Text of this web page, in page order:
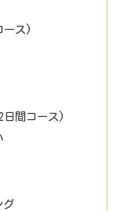
ース)
日間コース)
グ